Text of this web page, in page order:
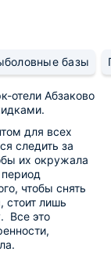
базы
отели Абзаково
для всех
следить за
их окружала
чтобы снять
стоит лишь
Все это